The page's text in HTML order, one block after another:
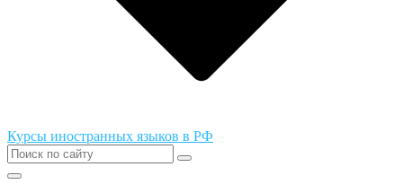
Курсы иностранных языков в РФ